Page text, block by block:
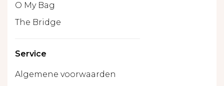
O My Bag
The Bridge
Service
Algemene voorwaarden